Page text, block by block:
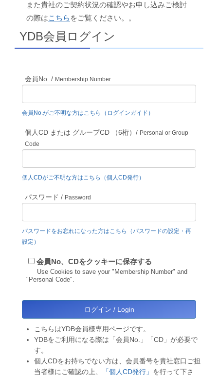
また貴社のご契約状況の確認やお申し込みご検討
の際はこちら をご覧ください。。
YDB会員ログイン
会員No. / Membership Number
会員No.がご不明な方はこちら（ログインガイド）
個人CD または グループCD （6桁）/ Personal or Group
Code
個人CDがご不明な方はこちら（個人CD発行）
パスワード / Password
パスワードをお忘れになった方はこちら（パスワードの設定・再
設定）
会員No、CDをクッキーに保存する
Use Cookies to save your "Membership Number" and
"Personal Code".
こちらはYDB会員様専用ページです。
YDBをご利用になる際は「会員No.」「CD」が必要で
す。
個人CDをお持ちでない方は、会員番号を貴社窓口ご担
当者様にご確認の上、
「個人CD発行」 を行って下さ